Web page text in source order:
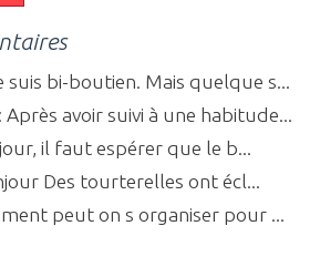
suis bi-boutien. Mais quelque s...
avoir suivi à une habitude...
il faut espérer que le b...
Des tourterelles ont écl...
peut on s organiser pour ...